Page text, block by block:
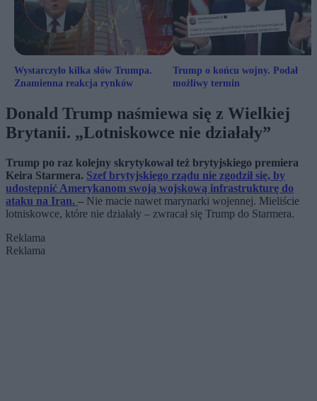
Wystarczyło kilka słów Trumpa.
Znamienna reakcja rynków
Trump o końcu wojny. Podał
możliwy termin
Donald Trump naśmiewa się z Wielkiej
Brytanii. „Lotniskowce nie działały”
Trump po raz kolejny skrytykował też brytyjskiego premiera
Keira Starmera. Szef brytyjskiego rządu nie zgodził się, by
udostępnić Amerykanom swoją wojskową infrastrukturę do
ataku na Iran. – Nie macie nawet marynarki wojennej. Mieliście
lotniskowce, które nie działały – zwracał się Trump do Starmera.
Reklama
Reklama